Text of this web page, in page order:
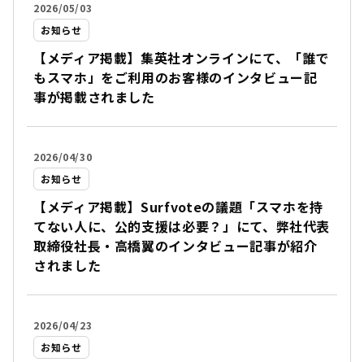
2026/05/03
お知らせ
【メディア掲載】集英社オンラインにて、「誰で
もスマホ」をご利用のお客様のインタビュー記
事が掲載されました
2026/04/30
お知らせ
【メディア掲載】Surfvoteの議題「スマホを持
てない人に、公的支援は必要？」にて、弊社代表
取締役社長・高橋翼のインタビュー記事が紹介
されました
2026/04/23
お知らせ